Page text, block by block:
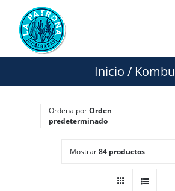
contenido
Inicio / Kombu
Ordena porOrden
predeterminado
Mostrar84 productos